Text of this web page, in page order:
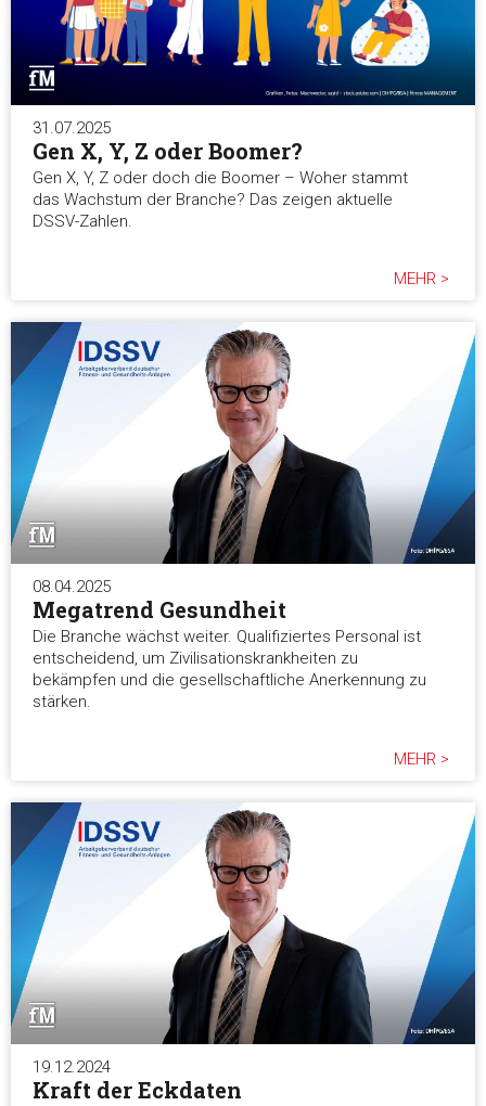
31.07.2025
Gen X, Y, Z oder Boomer?
Gen X, Y, Z oder doch die Boomer – Woher stammt
das Wachstum der Branche? Das zeigen aktuelle
DSSV-Zahlen.
MEHR >
08.04.2025
Megatrend Gesundheit
Die Branche wächst weiter. Qualifiziertes Personal ist
entscheidend, um Zivilisationskrankheiten zu
bekämpfen und die gesellschaftliche Anerkennung zu
stärken.
MEHR >
19.12.2024
Kraft der Eckdaten